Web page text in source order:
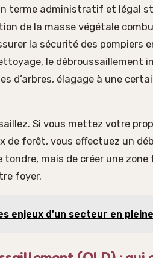
terme administratif et légal
de la masse végétale
la sécurité des pompiers
le débroussaillement
d’arbres, élagage à une
Si vous mettez votre
de forêt, vous effectuez un
mais de créer une
foyer.
enjeux d'un secteur en